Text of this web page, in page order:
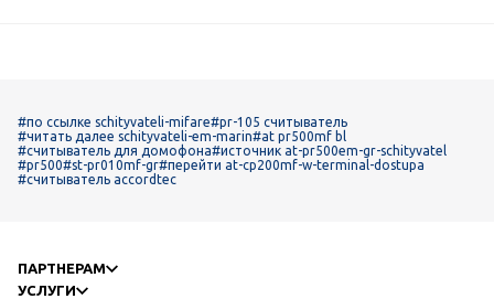
#по ссылке schityvateli-mifare#pr-105 считыватель
#читать далее schityvateli-em-marin#at pr500mf bl
#считыватель для домофона#источник at-pr500em-gr-schityvatel
#pr500#st-pr010mf-gr#перейти at-cp200mf-w-terminal-dostupa
#считыватель accordtec
ПАРТНЕРАМ
УСЛУГИ